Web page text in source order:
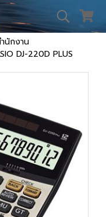
นักงาน
DJ-220D PLUS